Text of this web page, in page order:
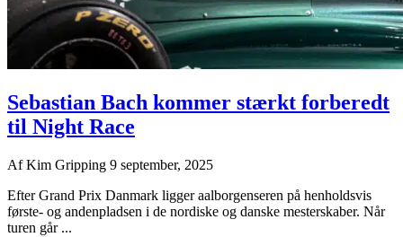
Sebastian Bach kommer stærkt forberedt
til Night Race
AfKim Gripping 9 september, 2025
Efter Grand Prix Danmark ligger aalborgenseren på henholdsvis
første- og andenpladsen i de nordiske og danske mesterskaber. Når
turen går ...